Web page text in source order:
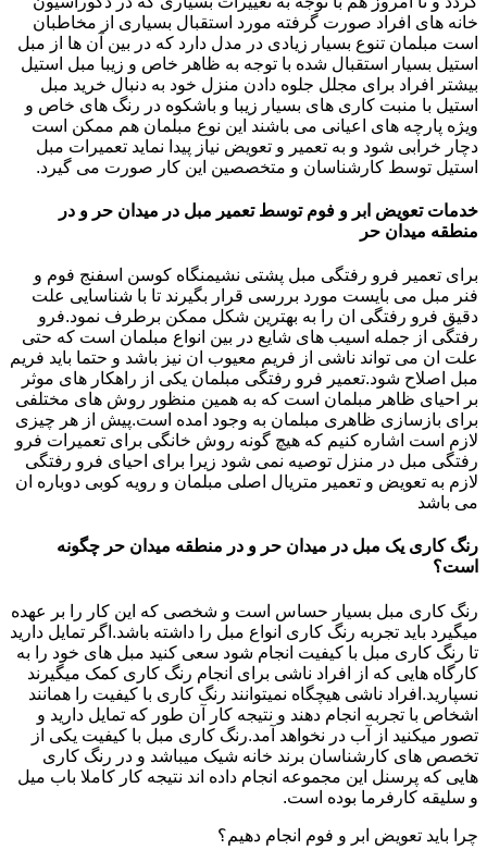
خانه های افراد صورت گرفته مورد استقبال بسیاری از مخاطبان
است مبلمان تنوع بسیار زیادی در مدل دارد که در بین آن ها از مبل
استیل بسیار استقبال شده با توجه به ظاهر خاص و زیبا مبل استیل
بیشتر افراد برای مجلل جلوه دادن منزل خود به دنبال خرید مبل
استیل با منبت کاری های بسیار زیبا و باشکوه در رنگ های خاص و
ویژه پارچه های اعیانی می باشند این نوع مبلمان هم ممکن است
دچار خرابی شود و به تعمیر و تعویض نیاز پیدا نماید تعمیرات مبل
استیل توسط کارشناسان و متخصصین این کار صورت می گیرد.
خدمات تعویض ابر و فوم توسط تعمیر مبل در میدان حر و در
منطقه میدان حر
برای تعمیر فرو رفتگی مبل پشتی نشیمنگاه کوسن اسفنج فوم و
فنر مبل می بایست مورد بررسی قرار بگیرند تا با شناسایی علت
دقیق فرو رفتگی ان را به بهترین شکل ممکن برطرف نمود.فرو
رفتگی از جمله اسیب های شایع در بین انواع مبلمان است که حتی
علت ان می تواند ناشی از فریم معیوب ان نیز باشد و حتما باید فریم
مبل اصلاح شود.تعمیر فرو رفتگی مبلمان یکی از راهکار های موثر
بر احیای ظاهر مبلمان است که به همین منظور روش های مختلفی
برای بازسازی ظاهری مبلمان به وجود امده است.پیش از هر چیزی
لازم است اشاره کنیم که هیچ گونه روش خانگی برای تعمیرات فرو
رفتگی مبل در منزل توصیه نمی شود زیرا برای احیای فرو رفتگی
لازم به تعویض و تعمیر متریال اصلی مبلمان و رویه کوبی دوباره ان
می باشد
رنگ کاری یک مبل در میدان حر و در منطقه میدان حر چگونه
است؟
رنگ کاری مبل بسیار حساس است و شخصی که این کار را بر عهده
میگیرد باید تجربه رنگ کاری انواع مبل را داشته باشد.اگر تمایل دارید
تا رنگ کاری مبل با کیفیت انجام شود سعی کنید مبل های خود را به
کارگاه هایی که از افراد ناشی برای انجام رنگ کاری کمک میگیرند
نسپارید.افراد ناشی هیچگاه نمیتوانند رنگ کاری با کیفیت را همانند
اشخاص با تجربه انجام دهند و نتیجه کار آن طور که تمایل دارید و
تصور میکنید از آب در نخواهد آمد.رنگ کاری مبل با کیفیت یکی از
تخصص های کارشناسان برند خانه شیک میباشد و در رنگ کاری
هایی که پرسنل این مجموعه انجام داده اند نتیجه کار کاملا باب میل
و سلیقه کارفرما بوده است.
چرا باید تعویض ابر و فوم انجام دهیم؟